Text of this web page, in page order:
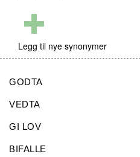
Legg til nye synonymer
GODTA
VEDTA
GI LOV
BIFALLE